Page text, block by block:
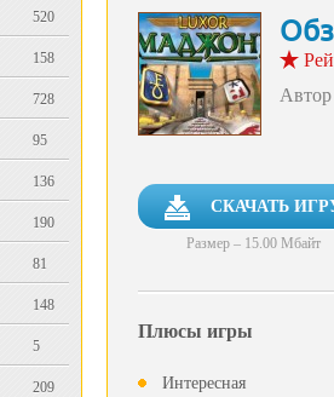
520
158
728
95
136
190
81
148
5
209
СКАЧАТЬ
Размер – 15.00 Мбайт
Плюсы игры
Интересная